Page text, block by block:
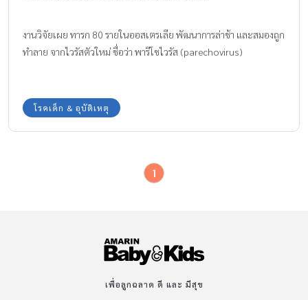
งานวิจัยเผย ทารก 80 รายในออสเตรเลีย พัฒนาการล่าช้า และสมองถูก
ทำลาย จากไวรัสตัวใหม่ ชื่อว่า พารีโชไวรัส (parechovirus)
โรคเด็ก & อุบัติเหตุ
1
เพื่อลูกฉลาด ดี และ มีสุข